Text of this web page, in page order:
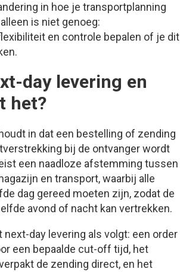
in hoe je transportplanning
is niet genoeg:
en controle bepalen of je dit
day levering en
het?
in dat een bestelling of zending
bij de ontvanger wordt
een naadloze afstemming tussen
en transport, waarbij alle
dag gereed moeten zijn, zodat de
avond of nacht kan vertrekken.
next-day levering als volgt: een order
een bepaalde cut-off tijd, het
de zending direct, en het